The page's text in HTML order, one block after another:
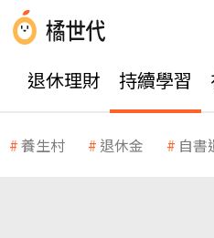
退休理財 持續學習
養生村 退休金 自書